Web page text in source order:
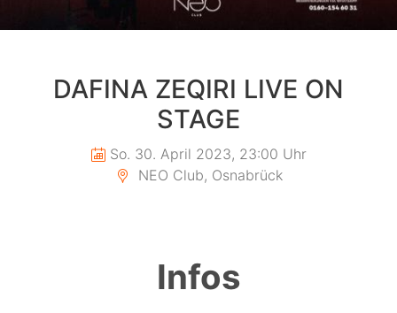
DAFINA ZEQIRI LIVE ON
STAGE
So. 30. April 2023, 23:00 Uhr
NEO Club, Osnabrück
Infos